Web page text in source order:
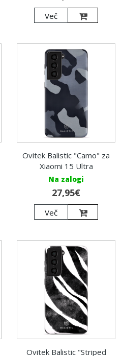
Več
Ovitek Balistic "Camo" za
Xiaomi 15 Ultra
Na zalogi
27,95€
Več
Ovitek Balistic "Striped